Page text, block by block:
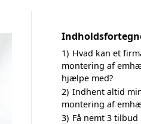
1) Hvad kan et
montering af
hjælpe med?
2) Indhent altid
montering af
3) Få nemt 3